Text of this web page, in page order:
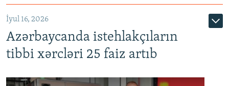
İyul 16, 2026
Azərbaycanda istehlakçıların
tibbi xərcləri 25 faiz artıb